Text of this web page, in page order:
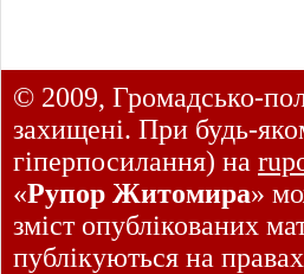
© 2009, Громадсько-
захищені. При будь-
гіперпосилання) на
«Рупор Житомира»
зміст опублікованих
публікуються на